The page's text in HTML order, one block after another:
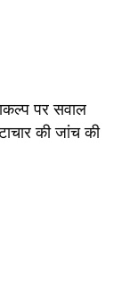
पर सवाल
की जांच की